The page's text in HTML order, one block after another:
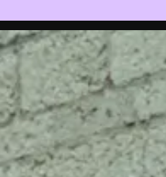
DEBAT
DE BOSHALTE